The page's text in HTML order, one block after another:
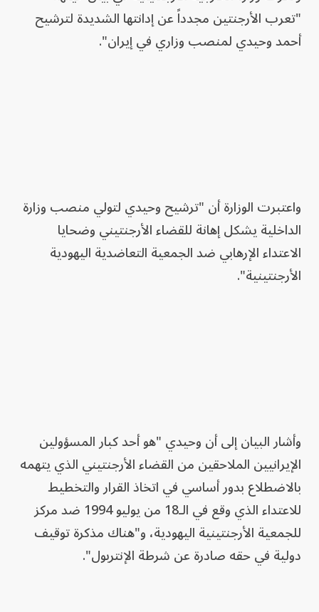
"تعرب الأرجنتين مجدداً عن إدانتها الشديدة لترشيح
أحمد وحيدي لمنصب وزاري في إيران".
واعتبرت الوزارة أن "ترشيح وحيدي لتولي منصب وزارة
الداخلية يشكل إهانة للقضاء الأرجنتيني وضحايا
الاعتداء الإرهابي ضد الجمعية التعاضدية اليهودية
الأرجنتينية".
وأشار البيان إلى أن وحيدي "هو أحد كبار المسؤولين
الإيرانيين الملاحقين من القضاء الأرجنتيني الذي يتهمه
بالاضطلاع بدور أساسي في اتخاذ القرار والتخطيط
للاعتداء الذي وقع في الـ18 من يوليو 1994 ضد مركز
للجمعية الأرجنتينية اليهودية، و"هناك مذكرة توقيف
دولية في حقه صادرة عن شرطة الإنتربول".